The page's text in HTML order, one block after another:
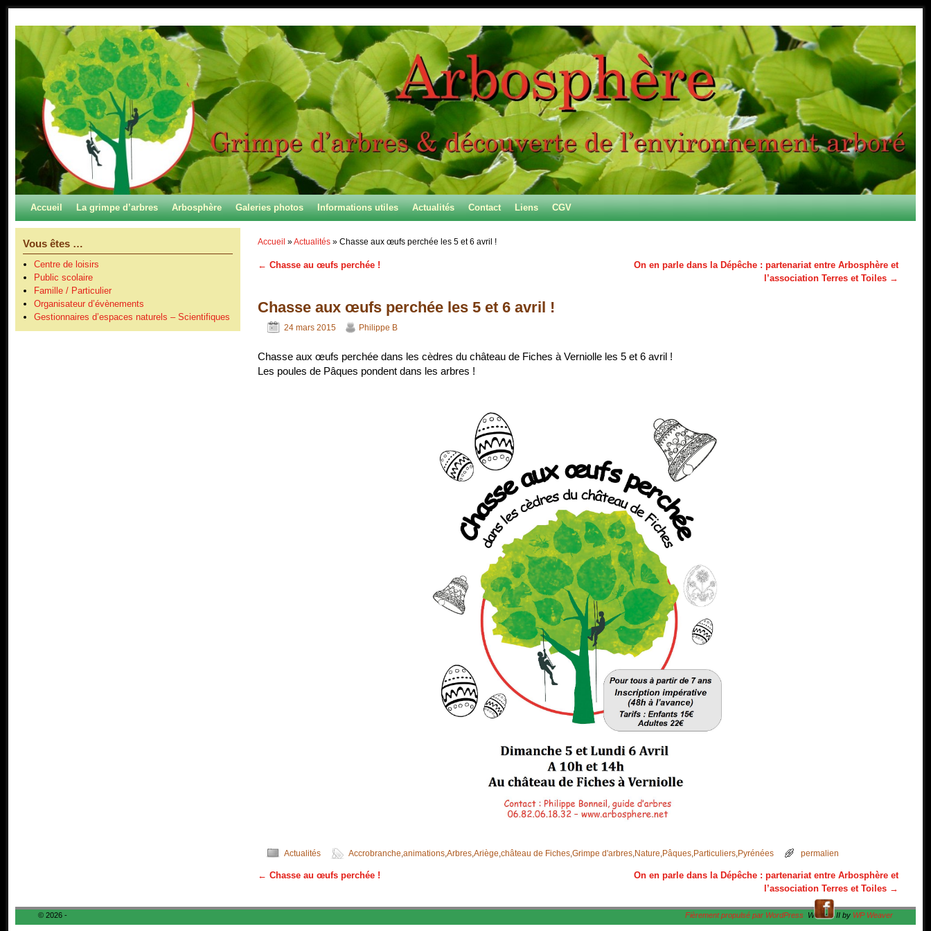
Accueil La grimpe d’arbres Arbosphère Galeries photos Informations utiles Actualités Contact Liens CGV
Vous êtes …
Centre de loisirs
Public scolaire
Famille / Particulier
Organisateur d’évènements
Gestionnaires d’espaces naturels – Scientifiques
Accueil »Actualités » Chasse aux œufs perchée les 5 et 6 avril !
Navigation des articles
← Chasse au œufs perchée !
On en parle dans la Dépêche : partenariat entre Arbosphère et
l’association Terres et Toiles →
Chasse aux œufs perchée les 5 et 6 avril !
24 mars 2015 Philippe B
Chasse aux œufs perchée dans les cèdres du château de Fiches à Verniolle les 5 et 6 avril !
Les poules de Pâques pondent dans les arbres !
Actualités Accrobranche ,animations ,Arbres ,Ariège ,château de Fiches ,Grimpe d'arbres Nature Pâques Particuliers Pyrénées permalien
Navigation des articles
← Chasse au œufs perchée !
On en parle dans la Dépêche : partenariat entre Arbosphère et
l’association Terres et Toiles →
© 2026 - Fièrement propulsé par WordPress Weaver II by WP Weaver